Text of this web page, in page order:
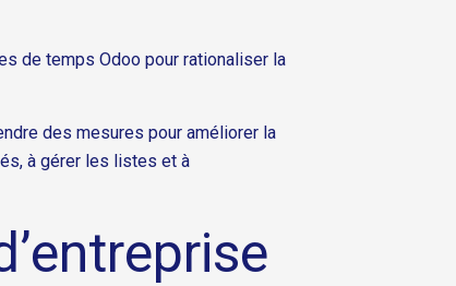
de temps Odoo pour rationaliser la
des mesures pour améliorer la
à gérer les listes et à